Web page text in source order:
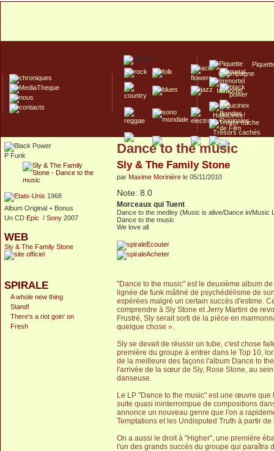
Champagne
Immortel
Hallucinex!
Trésors cachés
Culte/Collector
P Funk
1968
Album Original + Bonus
Un CD Epic / Sony 2007
WEB
Sly & The Family Stone
SPIRALE
A whole new thing
Stand!
There's a riot goin' on
Fresh
Dance to the music
Sly & The Family Stone
par Maxime Morinière le 05/11/2010
Note: 8.0
Morceaux qui Tuent
Dance to the medley (Music is alive/Dance in/Music
Dance to the music
We love all
Ecouter
Acheter
"Dance to the music" est le deuxième album
lignée de funk mâtiné de psychédélisme de
espérées malgré un certain succès d'estime.
comprendre à Sly Stone et Jerry Martini de
Frustré, Sly serait sorti de la pièce en
quelque chose ».
Sly se devait de réussir un tube, c'est chose
première du groupe à entrer dans le Top 10,
de la meilleure des façons l'album Dance to
l'arrivée de la sœur de Sly, Rose Stone, au
danseuse.
Le LP "Dance to the music" est une œuvre
suite quasi ininterrompue de compositions
annonce un nouveau genre que l'on a
Temptations et les Undisputed Truth à partir
On a aussi le droit à "Higher", une première
l'un des grands succès du groupe qui paraîtra